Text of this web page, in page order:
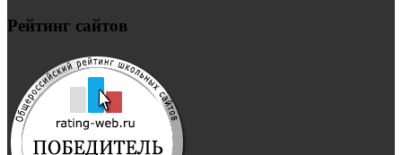
Рейтинг сайтов